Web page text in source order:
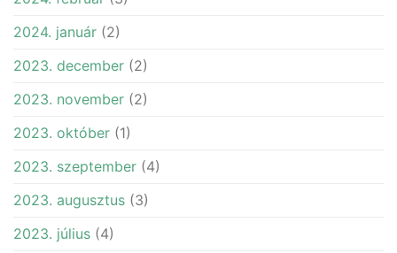
2024. január (2)
2023. december (2)
2023. november (2)
2023. október (1)
2023. szeptember (4)
2023. augusztus (3)
2023. július (4)